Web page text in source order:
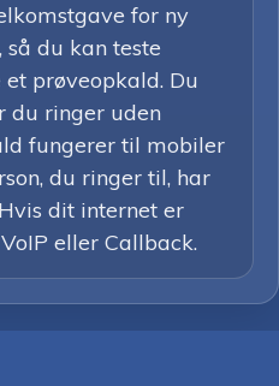
for ny
du kan teste
prøveopkald. Du
du ringer uden
fungerer til mobiler
du ringer til, har
dit internet er
eller Callback.